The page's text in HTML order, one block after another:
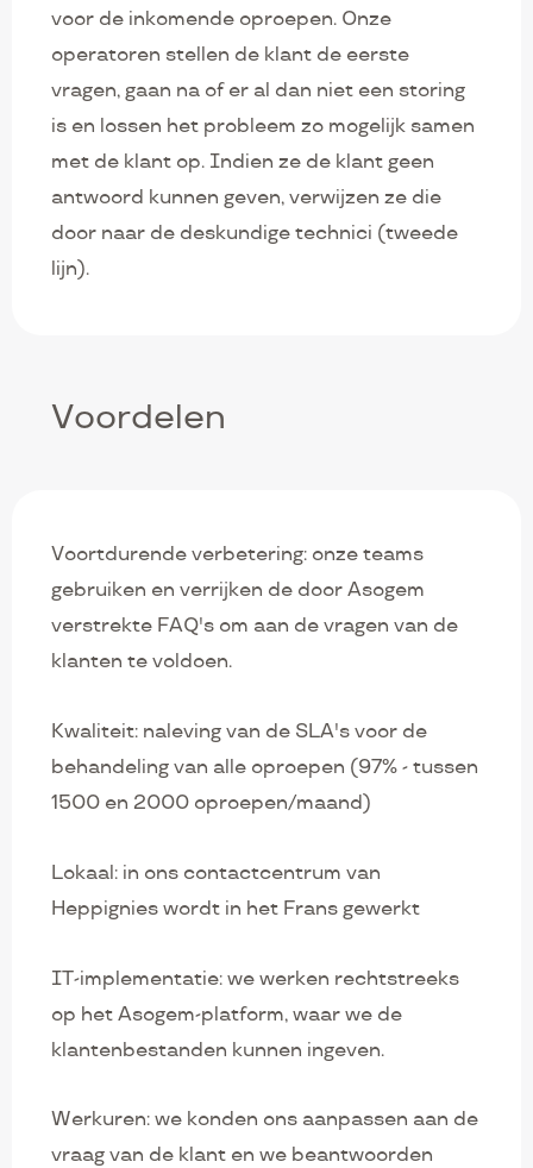
voor de inkomende oproepen. Onze
operatoren stellen de klant de eerste
vragen, gaan na of er al dan niet een storing
is en lossen het probleem zo mogelijk samen
met de klant op. Indien ze de klant geen
antwoord kunnen geven, verwijzen ze die
door naar de deskundige technici (tweede
lijn).
Voordelen
Voortdurende verbetering: onze teams
gebruiken en verrijken de door Asogem
verstrekte FAQ's om aan de vragen van de
klanten te voldoen.
Kwaliteit: naleving van de SLA's voor de
behandeling van alle oproepen (97% - tussen
1500 en 2000 oproepen/maand)
Lokaal: in ons contactcentrum van
Heppignies wordt in het Frans gewerkt
IT-implementatie: we werken rechtstreeks
op het Asogem-platform, waar we de
klantenbestanden kunnen ingeven.
Werkuren: we konden ons aanpassen aan de
vraag van de klant en we beantwoorden